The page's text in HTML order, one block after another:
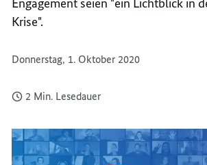
Engagement seien "ein Lichtblick in
Krise".
Donnerstag, 1. Oktober 2020
2 Min. Lesedauer